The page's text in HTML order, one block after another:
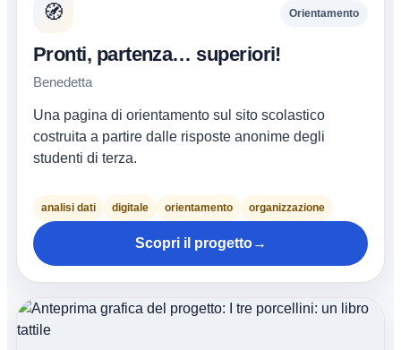
🧭 Orientamento
Pronti, partenza… superiori!
Benedetta
Una pagina di orientamento sul sito scolastico
costruita a partire dalle risposte anonime degli
studenti di terza.
analisi dati digitale orientamento organizzazione
Scopri il progetto→